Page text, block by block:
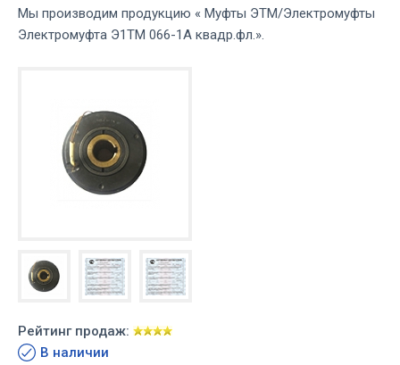
Мы производим продукцию « Муфты ЭТМ/Электромуфты
Электромуфта Э1ТМ 066-1А квадр.фл.».
Рейтинг продаж:
В наличии